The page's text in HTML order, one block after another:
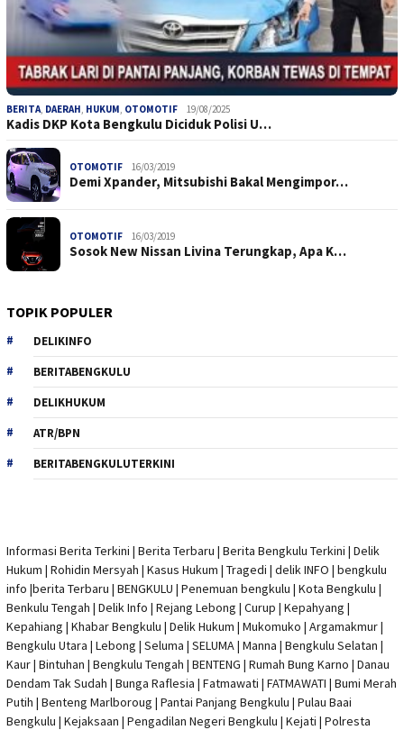
BERITA DAERAH HUKUM OTOMOTIF 19/08/2025
Kadis DKP Kota Bengkulu Diciduk Polisi U…
OTOMOTIF 16/03/2019
Demi Xpander, Mitsubishi Bakal Mengimpor…
OTOMOTIF 16/03/2019
Sosok New Nissan Livina Terungkap, Apa K…
TOPIK POPULER
DELIKINFO
BERITABENGKULU
DELIKHUKUM
ATR/BPN
BERITABENGKULUTERKINI
Informasi Berita Terkini | Berita Terbaru | Berita Bengkulu Terkini | Delik
Hukum | Rohidin Mersyah | Kasus Hukum | Tragedi | delik INFO | bengkulu
info |berita Terbaru | BENGKULU | Penemuan bengkulu | Kota Bengkulu |
Benkulu Tengah | Delik Info | Rejang Lebong | Curup | Kepahyang |
Kepahiang | Khabar Bengkulu | Delik Hukum | Mukomuko | Argamakmur |
Bengkulu Utara | Lebong | Seluma | SELUMA | Manna | Bengkulu Selatan |
Kaur | Bintuhan | Bengkulu Tengah | BENTENG | Rumah Bung Karno | Danau
Dendam Tak Sudah | Bunga Raflesia | Fatmawati | FATMAWATI | Bumi Merah
Putih | Benteng Marlboroug | Pantai Panjang Bengkulu | Pulau Baai
Bengkulu | Kejaksaan | Pengadilan Negeri Bengkulu | Kejati | Polresta